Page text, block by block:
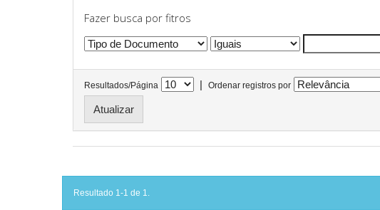
Fazer busca por fitros
Resultados/Página | Ordenar registros por
Resultado 1-1 de 1.